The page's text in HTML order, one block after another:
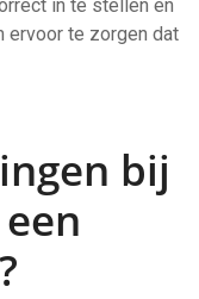
in te stellen en
ervoor te zorgen dat
bij